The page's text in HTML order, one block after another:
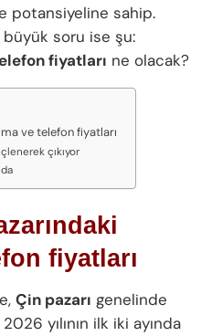
potansiyeline sahip.
soru ise şu:
fiyatları ne olacak?
ve telefon fiyatları
çıkıyor
fiyatları
Çin pazarı genelinde
yılının ilk iki ayında